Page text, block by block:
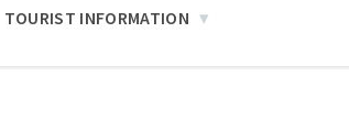
TOURIST INFORMATION